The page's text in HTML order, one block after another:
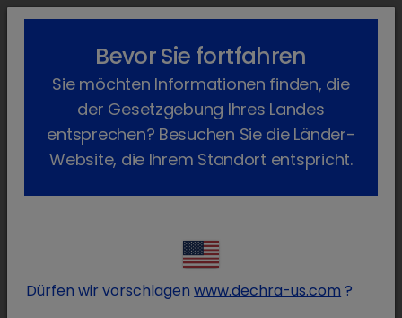
lock_outline search menu
Nachhaltigkeitsziele
Dechra setzt Nachhaltigkeitsziele
konsequent um
Nachhaltigkeitszielen weiter konsequent
voraus.
Bevor Sie fortfahren
Sie möchten Informationen finden, die
der Gesetzgebung Ihres Landes
entsprechen? Besuchen Sie die Länder-
Website, die Ihrem Standort entspricht.
Dürfen wir vorschlagenwww.dechra-us.com ?